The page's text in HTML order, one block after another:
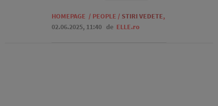
HOMEPAGE / PEOPLE / STIRI VEDETE,
02.06.2025, 11:40 de ELLE.ro